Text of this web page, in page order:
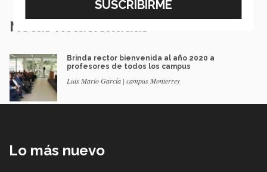
Notas Relacionadas
Brinda rector bienvenida al año 2020 a
profesores de todos los campus
Luis Mario García | campus Monterrey
Lo más nuevo